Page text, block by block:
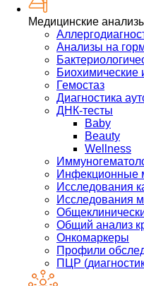
Медицинские
Анализы на
Биохимические
Гемостаз
Диагностика
ДНК-тесты
Baby
Beauty
Wellness
Инфекционные
Исследования
Исследования
Общий анализ
Онкомаркеры
Профили
ПЦР